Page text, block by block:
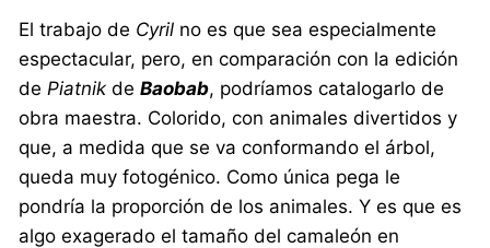
El trabajo de Cyril no es que sea especialmente
espectacular, pero, en comparación con la edición
de Piatnik deBaobab, podríamos catalogarlo de
obra maestra. Colorido, con animales divertidos y
que, a medida que se va conformando el árbol,
queda muy fotogénico. Como única pega le
pondría la proporción de los animales. Y es que es
algo exagerado el tamaño del camaleón en